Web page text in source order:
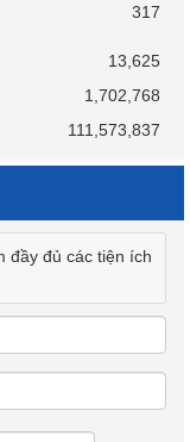
317
13,625
1,702,768
111,573,837
đầy đủ các tiện ích